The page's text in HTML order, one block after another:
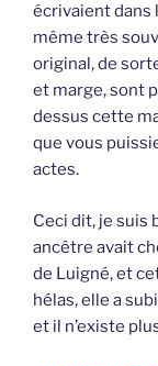
écrivaient dans
même très
original, de
et marge, sont
dessus cette
que vous
actes.
Ceci dit, je suis
ancêtre avait
de Luigné, et
hélas, elle a
et il n’existe